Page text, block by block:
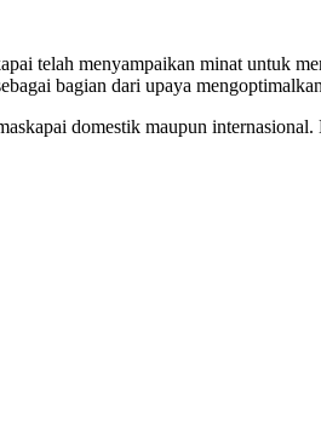
telah menyampaikan minat untuk
bagian dari upaya
domestik maupun